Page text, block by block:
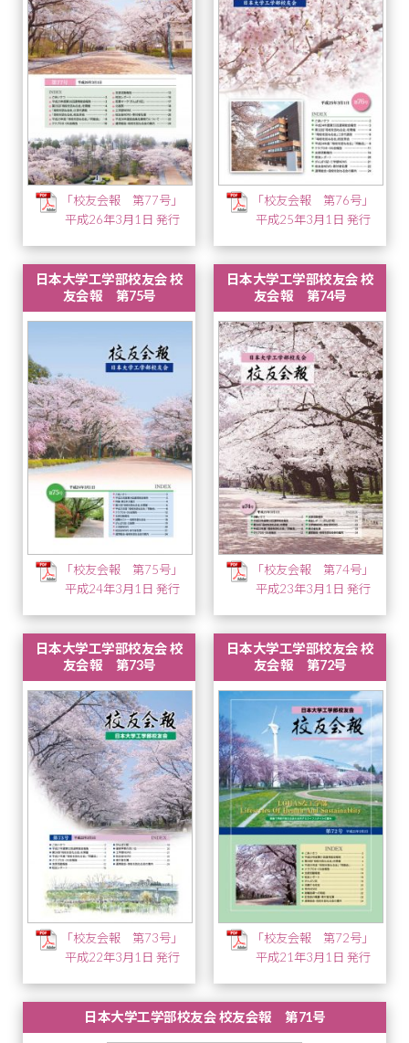
「校友会報 第77号」
平成26年3月1日 発行
「校友会報 第76号」
平成25年3月1日 発行
日本大学工学部校友会 校
友会報 第75号
「校友会報 第75号」
平成24年3月1日 発行
日本大学工学部校友会 校
友会報 第74号
「校友会報 第74号」
平成23年3月1日 発行
日本大学工学部校友会 校
友会報 第73号
「校友会報 第73号」
平成22年3月1日 発行
日本大学工学部校友会 校
友会報 第72号
「校友会報 第72号」
平成21年3月1日 発行
日本大学工学部校友会 校友会報 第71号